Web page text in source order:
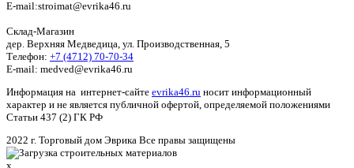
E-mail:stroimat@evrika46.ru
Склад-Магазин
дер. Верхняя Медведица, ул. Производственная, 5
Телефон: +7 (4712) 70-70-34
E-mail: medved@evrika46.ru
Информация на интернет-сайте evrika46.ru носит информационный
характер и не является публичной офертой, определяемой положениями
Статьи 437 (2) ГК РФ
2022 г. Торговый дом Эврика Все правы защищены
x